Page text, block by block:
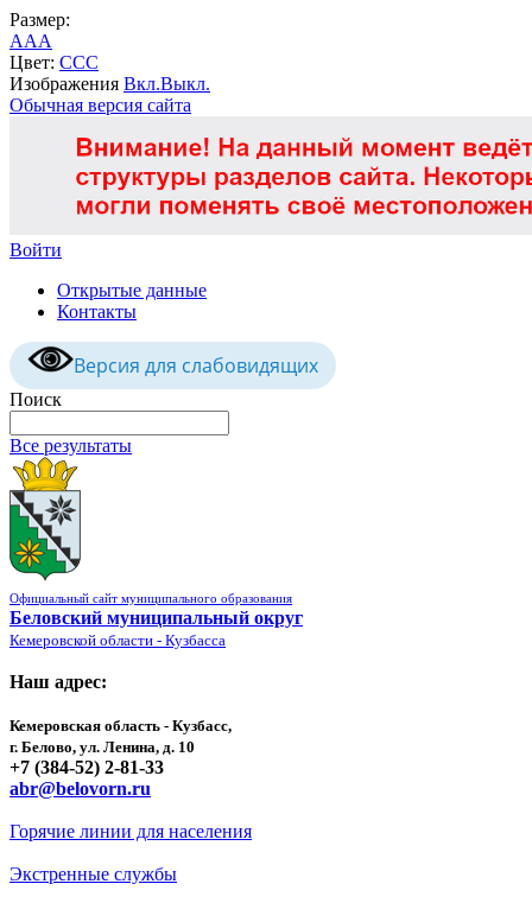
Размер:
AAA
Цвет: CCC
Изображения Вкл.Выкл.
Обычная версия сайта
Войти
Открытые данные
Контакты
Версия для слабовидящих
Поиск
Все результаты
Официальный сайт муниципального образования
Беловский муниципальный округ
Кемеровской области - Кузбасса
Наш адрес:
Кемеровская область - Кузбасс,
г. Белово, ул. Ленина, д. 10
+7 (384-52) 2-81-33
abr@belovorn.ru
Горячие линии для населения
Экстренные службы